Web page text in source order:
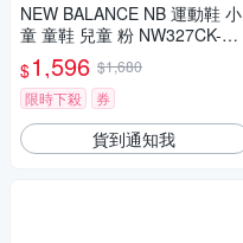
NEW BALANCE NB 運動鞋 小
童 童鞋 兒童 粉 NW327CK-W
楦
$1,596 $1,680
限時下殺
券
貨到通知我